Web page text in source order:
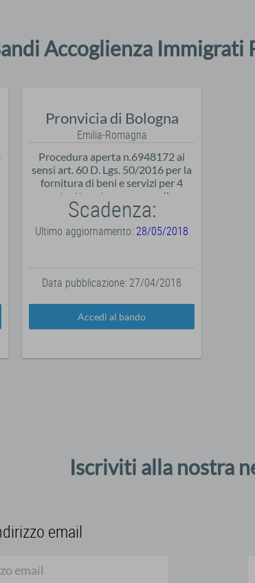
Accoglienza
Pronvicia di Bologna
Emilia-Romagna
Procedura aperta n.6948172 ai
sensi art. 60 D. Lgs. 50/2016 per la
fornitura di beni e servizi per 4
strutture temporanee di
accoglienza cittadini
extracomunitari richiedenti
protezione internazionale
Scadenza:
Ultimo aggiornamento: 28/05/2018
Data pubblicazione: 27/04/2018
Accedi al bando
Iscriviti alla nostra
email